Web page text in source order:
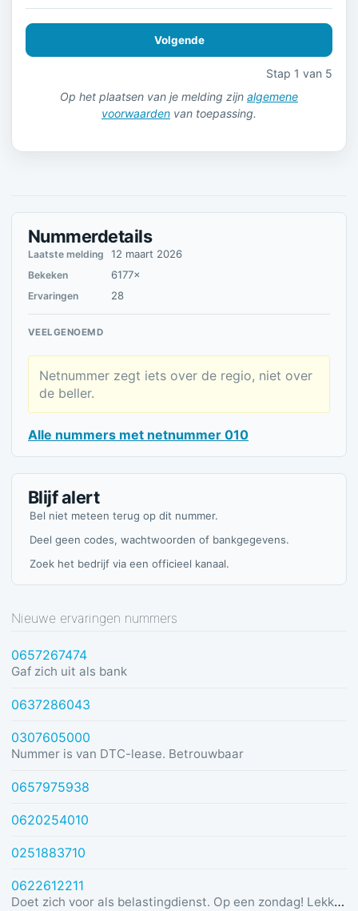
Volgende
Stap 1 van 5
Op het plaatsen van je melding zijn algemene
voorwaarden van toepassing.
Nummerdetails
Laatste melding 12 maart 2026
Bekeken 6177×
Ervaringen 28
VEELGENOEMD
Netnummer zegt iets over de regio, niet over
de beller.
Alle nummers met netnummer 010
Blijf alert
Bel niet meteen terug op dit nummer.
Deel geen codes, wachtwoorden of bankgegevens.
Zoek het bedrijf via een officieel kanaal.
Nieuwe ervaringen nummers
0657267474
Gaf zich uit als bank
0637286043
0307605000
Nummer is van DTC-lease. Betrouwbaar
0657975938
0620254010
0251883710
0622612211
Doet zich voor als belastingdienst. Op een zondag! Lekker dom